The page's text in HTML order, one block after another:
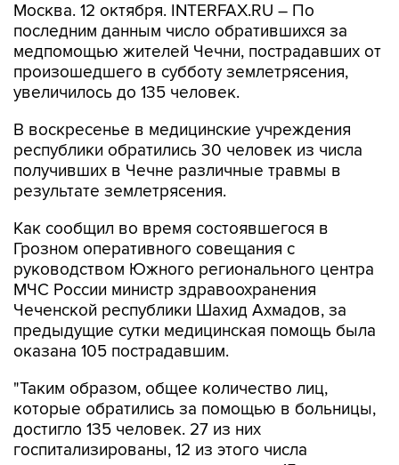
Москва. 12 октября. INTERFAX.RU – По
последним данным число обратившихся за
медпомощью жителей Чечни, пострадавших от
произошедшего в субботу землетрясения,
увеличилось до 135 человек.
В воскресенье в медицинские учреждения
республики обратились 30 человек из числа
получивших в Чечне различные травмы в
результате землетрясения.
Как сообщил во время состоявшегося в
Грозном оперативного совещания с
руководством Южного регионального центра
МЧС России министр здравоохранения
Чеченской республики Шахид Ахмадов, за
предыдущие сутки медицинская помощь была
оказана 105 пострадавшим.
"Таким образом, общее количество лиц,
которые обратились за помощью в больницы,
достигло 135 человек. 27 из них
госпитализированы, 12 из этого числа